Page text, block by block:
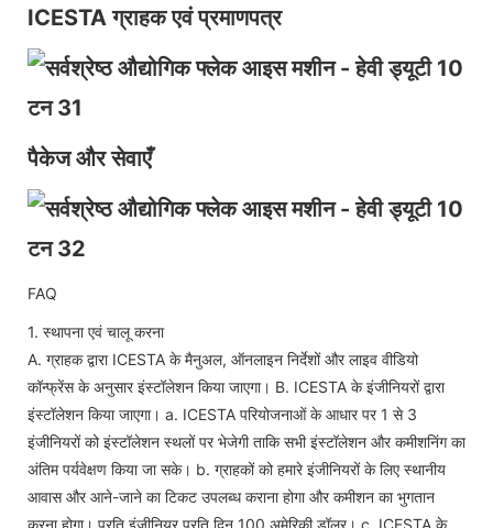
ICESTA ग्राहक एवं प्रमाणपत्र
पैकेज और सेवाएँ
FAQ
1. स्थापना एवं चालू करना
A. ग्राहक द्वारा ICESTA के मैनुअल, ऑनलाइन निर्देशों और लाइव वीडियो
कॉन्फ्रेंस के अनुसार इंस्टॉलेशन किया जाएगा। B. ICESTA के इंजीनियरों द्वारा
इंस्टॉलेशन किया जाएगा। a. ICESTA परियोजनाओं के आधार पर 1 से 3
इंजीनियरों को इंस्टॉलेशन स्थलों पर भेजेगी ताकि सभी इंस्टॉलेशन और कमीशनिंग का
अंतिम पर्यवेक्षण किया जा सके। b. ग्राहकों को हमारे इंजीनियरों के लिए स्थानीय
आवास और आने-जाने का टिकट उपलब्ध कराना होगा और कमीशन का भुगतान
करना होगा। प्रति इंजीनियर प्रति दिन 100 अमेरिकी डॉलर। c. ICESTA के